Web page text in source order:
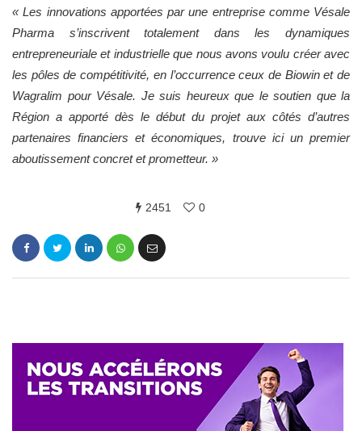
« Les innovations apportées par une entreprise comme Vésale
Pharma s’inscrivent totalement dans les dynamiques
entrepreneuriale et industrielle que nous avons voulu créer avec
les pôles de compétitivité, en l’occurrence ceux de Biowin et de
Wagralim pour Vésale. Je suis heureux que le soutien que la
Région a apporté dès le début du projet aux côtés d’autres
partenaires financiers et économiques, trouve ici un premier
aboutissement concret et prometteur. »
2451 0